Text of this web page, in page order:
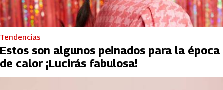
Tendencias
Estos son algunos peinados para la época
de calor ¡Lucirás fabulosa!